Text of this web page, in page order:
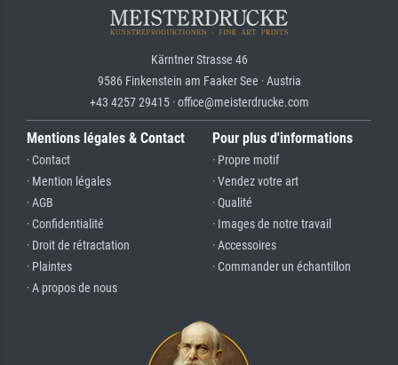
Kärntner Strasse 46
9586 Finkenstein am Faaker See · Austria
+43 4257 29415 · office@meisterdrucke.com
Mentions légales & Contact
· Contact
· Mention légales
· AGB
· Confidentialité
· Droit de rétractation
· Plaintes
· A propos de nous
Pour plus d'informations
· Propre motif
· Vendez votre art
· Qualité
· Images de notre travail
· Accessoires
· Commander un échantillon